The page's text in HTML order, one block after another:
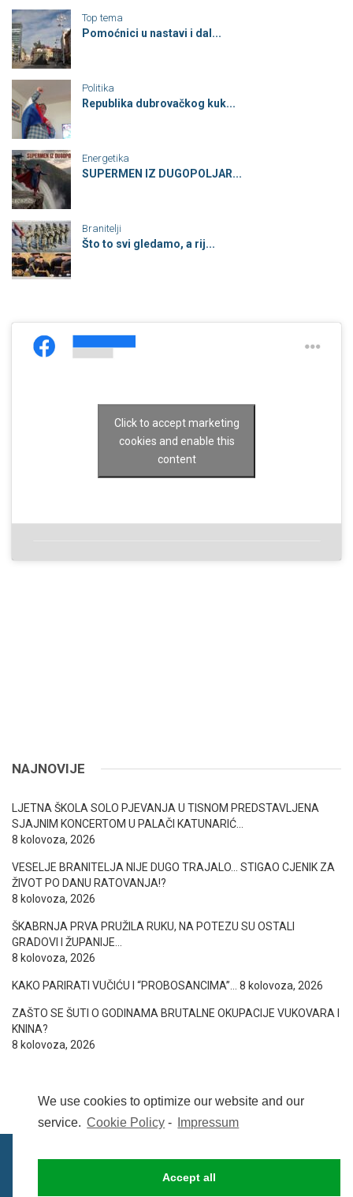
We use cookies to optimize our website and our
service. Cookie Policy - Impressum
Accept all
Top tema
Pomoćnici u nastavi i dal...
Politika
Republika dubrovačkog kuk...
Energetika
SUPERMEN IZ DUGOPOLJAR...
Branitelji
Što to svi gledamo, a rij...
Click to accept marketing
cookies and enable this
content
NAJNOVIJE
LJETNA ŠKOLA SOLO PJEVANJA U TISNOM PREDSTAVLJENA
SJAJNIM KONCERTOM U PALAČI KATUNARIĆ…
8 kolovoza, 2026
VESELJE BRANITELJA NIJE DUGO TRAJALO… STIGAO CJENIK ZA
ŽIVOT PO DANU RATOVANJA!?
8 kolovoza, 2026
ŠKABRNJA PRVA PRUŽILA RUKU, NA POTEZU SU OSTALI
GRADOVI I ŽUPANIJE…
8 kolovoza, 2026
KAKO PARIRATI VUČIĆU I “PROBOSANCIMA”… 8 kolovoza, 2026
ZAŠTO SE ŠUTI O GODINAMA BRUTALNE OKUPACIJE VUKOVARA I
KNINA?
8 kolovoza, 2026